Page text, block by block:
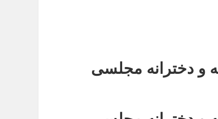
و دخترانه مجلسی